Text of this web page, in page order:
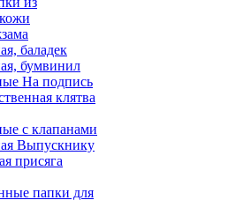
баладек
бумвинил
На подпись
клятва
с клапанами
Выпускнику
присяга
папки для